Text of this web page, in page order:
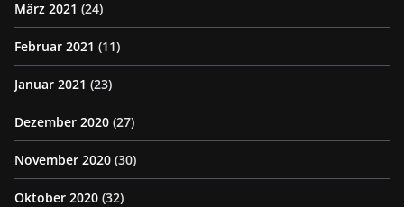
März 2021 (24)
Februar 2021 (11)
Januar 2021 (23)
Dezember 2020 (27)
November 2020 (30)
Oktober 2020 (32)